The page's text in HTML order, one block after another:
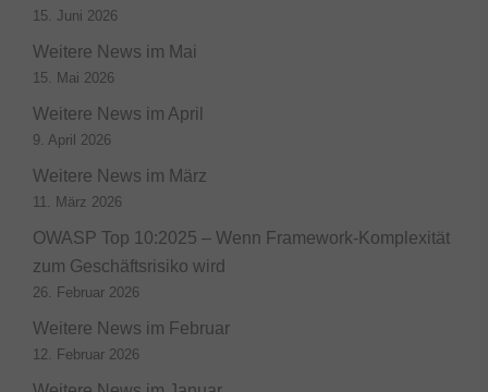
15. Juni 2026
Weitere News im Mai
15. Mai 2026
Weitere News im April
9. April 2026
Weitere News im März
11. März 2026
OWASP Top 10:2025 – Wenn Framework-Komplexität
zum Geschäftsrisiko wird
26. Februar 2026
Weitere News im Februar
12. Februar 2026